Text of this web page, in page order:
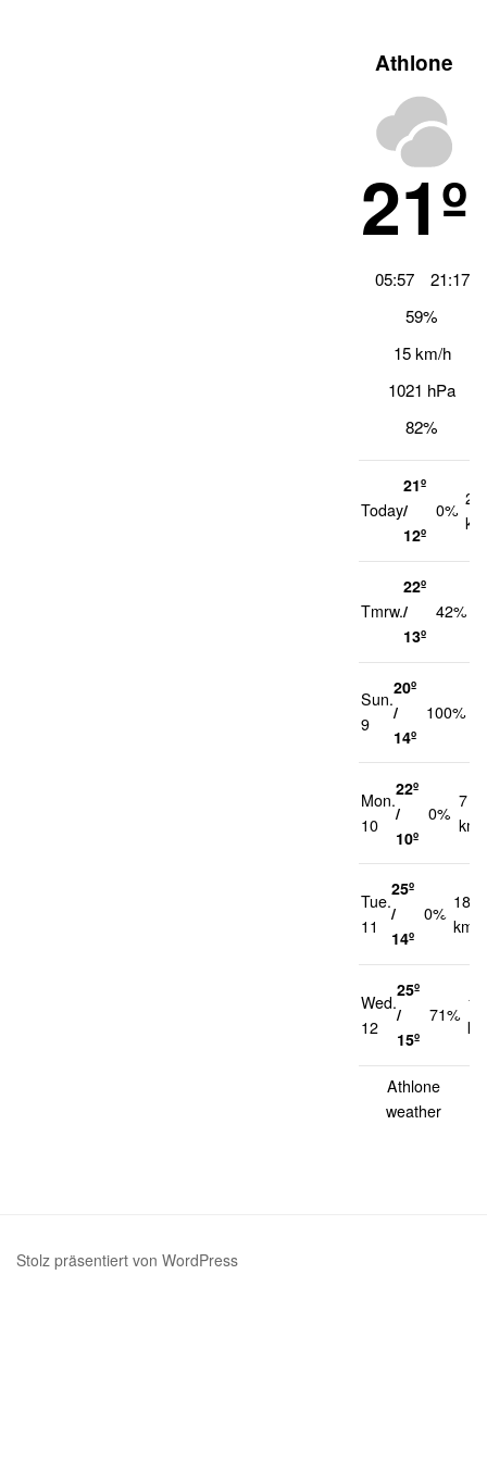
Athlone
21º
05:57
21:17
59%
15 km/h
1021 hPa
82%
Today
21º
/
12º
0%
21
Tmrw.
22º
/
13º
42%
Sun.
9
20º
/
14º
100%
Mon.
10
22º
/
10º
0%
7
Tue.
11
25º
/
14º
0%
18
km/h
Wed.
12
25º
/
15º
71%
17
Athlone
weather
Stolz präsentiert von WordPress